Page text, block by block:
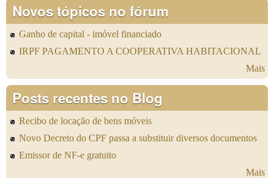
Novos tópicos no fórum
Ganho de capital - imóvel financiado
IRPF PAGAMENTO A COOPERATIVA HABITACIONAL
Mais
Posts recentes no Blog
Recibo de locação de bens móveis
Novo Decreto do CPF passa a substituir diversos documentos
Emissor de NF-e gratuito
Mais